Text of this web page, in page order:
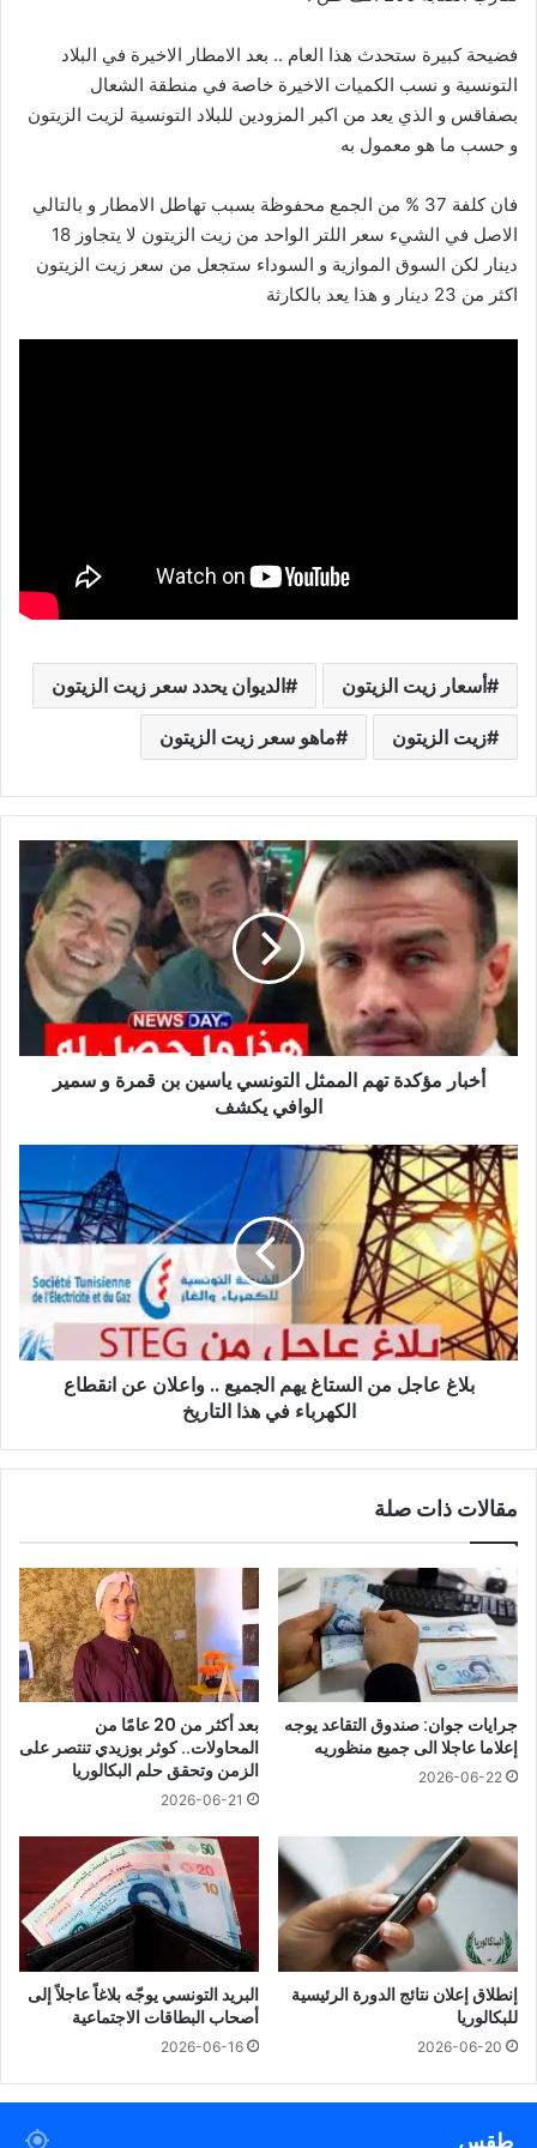
فضيحة كبيرة ستحدث هذا العام .. بعد الامطار الاخيرة في البلاد
التونسية و نسب الكميات الاخيرة خاصة في منطقة الشعال
بصفاقس و الذي يعد من اكبر المزودين للبلاد التونسية لزيت الزيتون
و حسب ما هو معمول به
فان كلفة 37 % من الجمع محفوظة بسبب تهاطل الامطار و بالتالي
الاصل في الشيء سعر اللتر الواحد من زيت الزيتون لا يتجاوز 18
دينار لكن السوق الموازية و السوداء ستجعل من سعر زيت الزيتون
اكثر من 23 دينار و هذا يعد بالكارثة
أسعار زيت الزيتون الديوان يحدد سعر زيت الزيتون
زيت الزيتون ماهو سعر زيت الزيتون
أخبار
مؤكدة
تهم
الممثل
التونسي
ياسين
بن
قمرة
و
سميرأخبار مؤكدة تهم الممثل التونسي ياسين بن قمرة و سمير
الوافي يكشف
بلاغ
عاجل
من
الستاغ
يهم
الجميع
..
واعلان
عن
انقطاع
هذا
بلاغ عاجل من الستاغ يهم الجميع .. واعلان عن انقطاع
الكهرباء في هذا التاريخ
مقالات ذات صلة
جرايات جوان: صندوق التقاعد يوجه
إعلاما عاجلا الى جميع منظوريه
2026-06-22
بعد أكثر من 20 عامًا من
المحاولات.. كوثر بوزيدي تنتصر على
الزمن وتحقق حلم البكالوريا
2026-06-21
إنطلاق إعلان نتائج الدورة الرئيسية
للبكالوريا
2026-06-20
البريد التونسي يوجّه بلاغاً عاجلاً إلى
أصحاب البطاقات الاجتماعية
2026-06-16
طقس